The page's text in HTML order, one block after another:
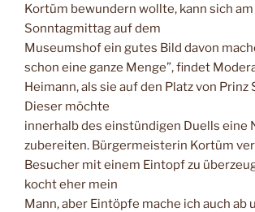
Kortüm bewundern wollte, kann sich am
Sonntagmittag auf dem
Museumshof ein gutes Bild davon
schon eine ganze Menge”, findet
Heimann, als sie auf den Platz von Prinz
Dieser möchte
innerhalb des einstündigen Duells eine
zubereiten. Bürgermeisterin Kortüm
Besucher mit einem Eintopf zu
kocht eher mein
Mann, aber Eintöpfe mache ich auch ab